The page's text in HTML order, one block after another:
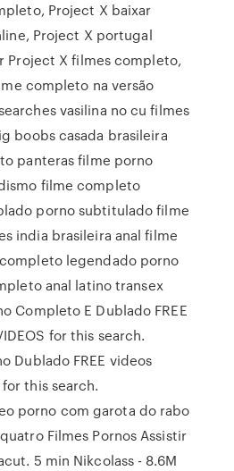
Project X baixar
Project X portugal
Project X filmes completo,
completo na versão
vasilina no cu filmes
boobs casada brasileira
panteras filme porno
filme completo
porno subtitulado filme
india brasileira anal filme
legendado porno
anal latino transex
Completo E Dublado FREE
for this search.
Dublado FREE videos
this search.
porno com garota do rabo
Filmes Pornos Assistir
5 min Nikcolass - 8.6M